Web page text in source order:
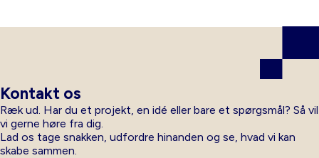
Kontakt os
Ræk ud. Har du et projekt, en idé eller bare et spørgsmål? Så vil
vi gerne høre fra dig.
Lad os tage snakken, udfordre hinanden og se, hvad vi kan
skabe sammen.